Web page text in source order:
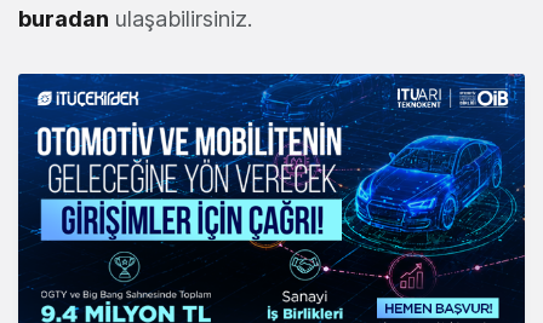
buradan ulaşabilirsiniz.